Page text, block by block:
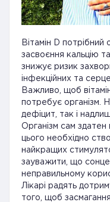
Вітамін D потрібний
засвоєння кальцію
знижує ризик
інфекційних та
Важливо, щоб
потребує організм.
дефіцит, так і
Організм сам здатен
цього необхідно
найкращих
зауважити, що
неправильному
Лікарі радять
того, щоб